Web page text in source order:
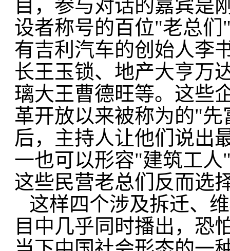
目，参与对话的嘉宾是
设者称号的百位"老总
有吉利汽车的创始人李
长王玉锁、地产大亨万
璃大王曹德旺等。这些
革开放以来被称为的"
后，主持人让他们说出
一也可以形容"建筑工
这些民营老总们反而选
这样四个涉及拆迁、
目中几乎同时播出，恐